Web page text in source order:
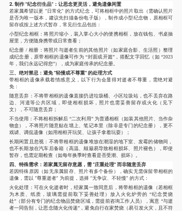
2. 制作 “纪念衍生品”：让思念更灵活，避免遗像闲置
若家属希望以更 “日常化” 的方式纪念，可将相框中的照片取出（需确认照片
是否为唯一版本，建议先扫描备份电子版），制作成小型纪念物，原相框可
留存或按上述方式暂存，常见衍生品包括：
小型纪念相框：将照片缩小，装入掌心大小的便携相框，放在钱包、书桌抽
屉里，方便随身携带或日常查看；
纪念册 / 相册：将照片与逝者生前的其他照片（如家庭合影、生活照）整理
成纪念册，原带相框的遗像可作为 “封面或开篇”，搭配文字回忆（如 “2023
年，我们永远记得您”），成为家庭传承的纪念册。
三、绝对禁忌：避免 “轻慢或不尊重” 的处理方式
带相框的遗像承载着情感意义，以下行为会显得对逝者不尊重，需绝对避
免：
随意丢弃 ：不将带相框的遗像直接扔进垃圾桶、小区垃圾站，也不丢弃在路
边、河道等公共区域，即使相框损坏，照片也需妥善留存或火化（见下
文），不可随意丢弃；
不当使用 ：不将相框拆解后 “二次利用” 为普通相框（如装其他照片、当作杂
物盒），不将照片随意贴在墙上、笔记本里（除非是专门的纪念册），更不
戏谑、调侃遗像（如用相框开玩笑、让孩子拿着玩耍）；
长期闲置且忽视 ：不将带相框的遗像堆放在潮湿的地下室、发霉的储物间，
也不长期放在汽车后备箱（高温、颠簸易导致相框损坏、照片褪色），即使
暂存，也需定期检查（如每年换季时查看是否受潮、损坏）。
四、特殊需求：若家属无留存意愿，需 “庄重处理” 而非随意丢弃
若因特殊原因（如无亲属留存、照片有多个备份），确实无需保留带相框的
遗像，需以 “尊重逝者” 为前提，选择 “无争议、不轻慢” 的方式：
火化处理 ：可在火化逝者时，经家属一致同意后，将带相框的遗像（若相框
为木质、纸质，玻璃需提前取下妥善处理）放入火化炉旁的 “纪念焚烧
处”（部分有专门的纪念物品焚烧区域，需提前咨询工作人员），寓意 “与逝
者一同告别，让思念随火化传递”，避免自行在家焚烧（易引发火灾，且不符